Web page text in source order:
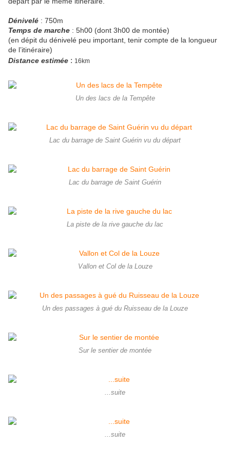
Dénivelé : 750m
Temps de marche : 5h00 (dont 3h00 de montée)
(en dépit du dénivelé peu important, tenir compte de la longueur
de l’itinéraire)
Distance estimée : 16km
Un des lacs de la Tempête
Lac du barrage de Saint Guérin vu du départ
Lac du barrage de Saint Guérin
La piste de la rive gauche du lac
Vallon et Col de la Louze
Un des passages à gué du Ruisseau de la Louze
Sur le sentier de montée
...suite
...suite